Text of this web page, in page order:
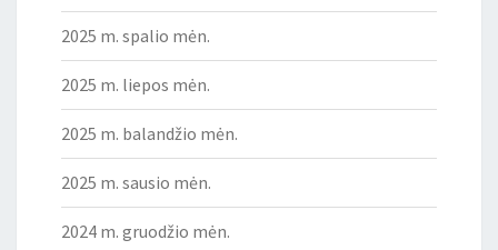
2025 m. spalio mėn.
2025 m. liepos mėn.
2025 m. balandžio mėn.
2025 m. sausio mėn.
2024 m. gruodžio mėn.